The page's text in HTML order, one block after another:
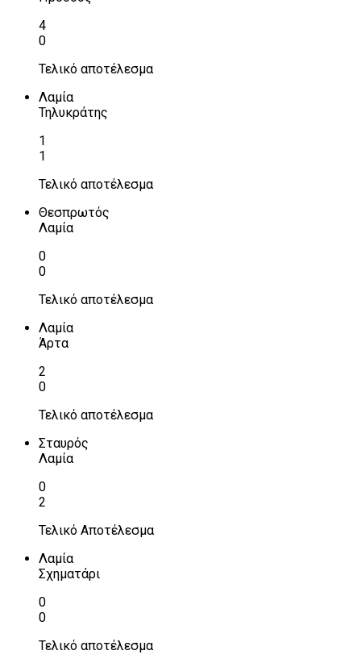
4
0
Τελικό αποτέλεσμα
Λαμία
Τηλυκράτης
1
1
Τελικό αποτέλεσμα
Θεσπρωτός
Λαμία
0
0
Τελικό αποτέλεσμα
Λαμία
Άρτα
2
0
Τελικό αποτέλεσμα
Σταυρός
Λαμία
0
2
Τελικό Αποτέλεσμα
Λαμία
Σχηματάρι
0
0
Τελικό αποτέλεσμα